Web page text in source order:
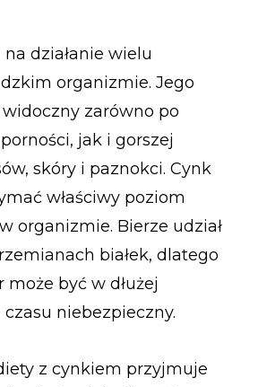
działanie wielu
organizmie. Jego
zarówno po
jak i gorszej
skóry i paznokci. Cynk
właściwy poziom
organizmie. Bierze udział
białek, dlatego
może być w dłużej
niebezpieczny.
z cynkiem przyjmuje